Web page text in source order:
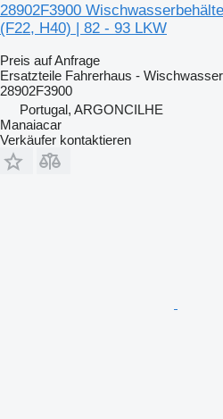
28902F3900
(F22, H40) | 82 - 93 LKW
Preis auf Anfrage
Ersatzteile Fahrerhaus -
28902F3900
Portugal, ARGONCILHE
Manaiacar
Verkäufer kontaktieren